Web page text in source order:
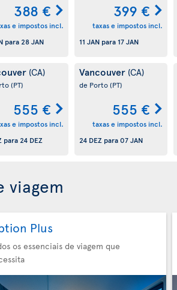
388 €
e impostos incl.
para28 JAN
399 €
taxas e impostos incl.
11 JANpara 17 JAN
(CA)
(PT)
555 €
e impostos incl.
para24 DEZ
Vancouver (CA)
de Porto(PT)
555 €
taxas e impostos incl.
24 DEZpara07 JAN
viagem
Plus
os essenciais de viagem que